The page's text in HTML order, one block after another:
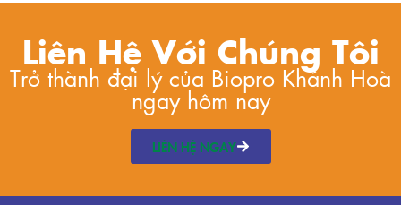
Liên Hệ Với Chúng Tôi
Trở thành đại lý của Biopro Khánh Hoà
ngay hôm nay
LIÊN HỆ NGAY